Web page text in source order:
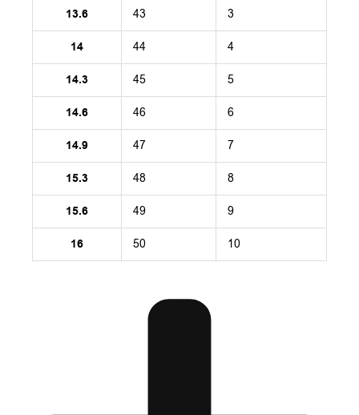
13.6 43 3
14 44 4
14.3 45 5
14.6 46 6
14.9 47 7
15.3 48 8
15.6 49 9
16 50 10